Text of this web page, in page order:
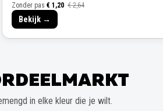
Zonder pas € 1,20 € 2,64
Bekijk →
in elke kleur die je wilt.